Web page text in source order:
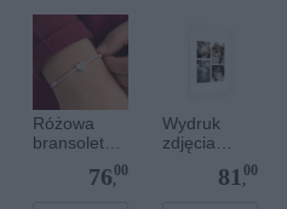
Różowa
bransoletka
dla dzieci -
76,
00
Wydruk
zdjęcia
plakatu - 50
x 70 cm81 ,
00